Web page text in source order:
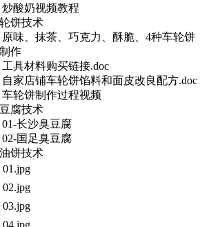
炒酸奶视频教程
饼技术
原味、抹茶、巧克力、酥脆、4种车轮饼
作
工具材料购买链接.doc
自家店铺车轮饼馅料和面皮改良配方.doc
车轮饼制作过程视频
腐技术
01-长沙臭豆腐
02-国足臭豆腐
饼技术